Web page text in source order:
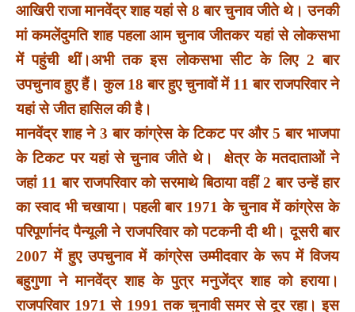
आखिरी राजा मानवेंद्र शाह यहां से 8 बार चुनाव जीते थे। उनकी
मां कमलेंदुमति शाह पहला आम चुनाव जीतकर यहां से लोकसभा
में पहुंची थीं।अभी तक इस लोकसभा सीट के लिए 2 बार
उपचुनाव हुए हैं। कुल 18 बार हुए चुनावों में 11 बार राजपरिवार ने
यहां से जीत हासिल की है।
मानवेंद्र शाह ने 3 बार कांग्रेस के टिकट पर और 5 बार भाजपा
के टिकट पर यहां से चुनाव जीते थे। क्षेत्र के मतदाताओं ने
जहां 11 बार राजपरिवार को सरमाथे बिठाया वहीं 2 बार उन्हें हार
का स्वाद भी चखाया। पहली बार 1971 के चुनाव में कांग्रेस के
परिपूर्णानंद पैन्यूली ने राजपरिवार को पटकनी दी थी। दूसरी बार
2007 में हुए उपचुनाव में कांग्रेस उम्मीदवार के रूप में विजय
बहुगुणा ने मानवेंद्र शाह के पुत्र मनुजेंद्र शाह को हराया।
राजपरिवार 1971 से 1991 तक चुनावी समर से दूर रहा। इस